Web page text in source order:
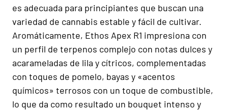
es adecuada para principiantes que buscan una
variedad de cannabis estable y fácil de cultivar.
Aromáticamente, Ethos Apex R1 impresiona con
un perfil de terpenos complejo con notas dulces y
acarameladas de lila y cítricos, complementadas
con toques de pomelo, bayas y «acentos
químicos» terrosos con un toque de combustible,
lo que da como resultado un bouquet intenso y